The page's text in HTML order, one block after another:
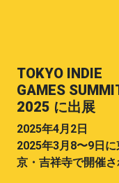
TOKYO INDIE
GAMES
2025 に出展
2025年4月2日
2025年3月8〜9日に
京・吉祥寺で開催さ